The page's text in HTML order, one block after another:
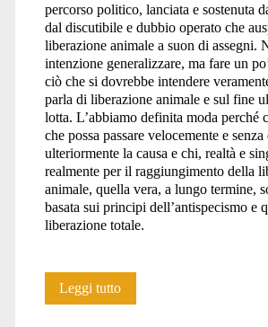
percorso politico, lanciata e sostenuta
dal discutibile e dubbio operato che
liberazione animale a suon di assegni.
intenzione generalizzare, ma fare un
ciò che si dovrebbe intendere
parla di liberazione animale e sul fine
lotta. L’abbiamo definita moda perché
che possa passare velocemente e
ulteriormente la causa e chi, realtà e
realmente per il raggiungimento della
animale, quella vera, a lungo termine,
basata sui principi dell’antispecismo e
liberazione totale.
Leggi tuttoLiberazione